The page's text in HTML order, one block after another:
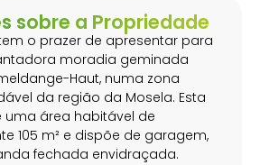
sobre a Propriedade
tem o prazer de apresentar para
moradia geminada
Haut, numa zona
da região da Mosela. Esta
área habitável de
105 m² e dispõe de garagem,
fechada envidraçada.